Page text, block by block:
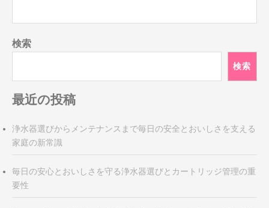
検索
検索
最近の投稿
浄水器選びからメンテナンスまで毎日の安全とおいしさを支える
家庭の新常識
毎日の安心とおいしさを守る浄水器選びとカートリッジ管理の重
要性